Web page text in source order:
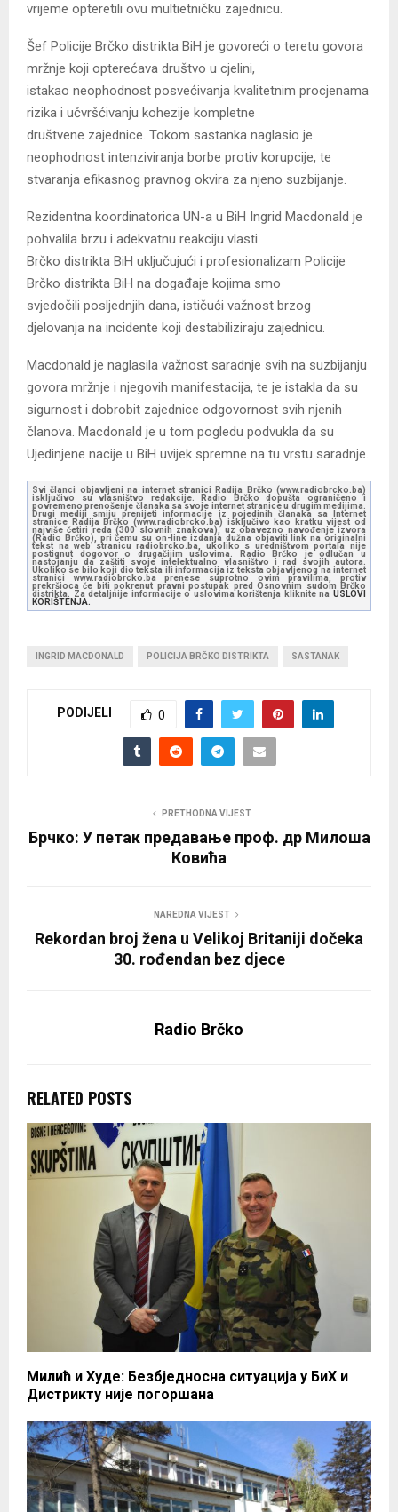
vrijeme opteretili ovu multietničku zajednicu.
Šef Policije Brčko distrikta BiH je govoreći o teretu govora
mržnje koji opterećava društvo u cjelini,
istakao neophodnost posvećivanja kvalitetnim procjenama
rizika i učvršćivanju kohezije kompletne
društvene zajednice. Tokom sastanka naglasio je
neophodnost intenziviranja borbe protiv korupcije, te
stvaranja efikasnog pravnog okvira za njeno suzbijanje.
Rezidentna koordinatorica UN-a u BiH Ingrid Macdonald je
pohvalila brzu i adekvatnu reakciju vlasti
Brčko distrikta BiH uključujući i profesionalizam Policije
Brčko distrikta BiH na događaje kojima smo
svjedočili posljednjih dana, ističući važnost brzog
djelovanja na incidente koji destabiliziraju zajednicu.
Macdonald je naglasila važnost saradnje svih na suzbijanju
govora mržnje i njegovih manifestacija, te je istakla da su
sigurnost i dobrobit zajednice odgovornost svih njenih
članova. Macdonald je u tom pogledu podvukla da su
Ujedinjene nacije u BiH uvijek spremne na tu vrstu saradnje.
Svi članci objavljeni na internet stranici Radija Brčko (www.radiobrcko.ba)
isključivo su vlasništvo redakcije. Radio Brčko dopušta ograničeno i
povremeno prenošenje članaka sa svoje internet stranice u drugim medijima.
Drugi mediji smiju prenijeti informacije iz pojedinih članaka sa Internet
stranice Radija Brčko (www.radiobrcko.ba) isključivo kao kratku vijest od
najviše četiri reda (300 slovnih znakova), uz obavezno navođenje izvora
(Radio Brčko), pri čemu su on-line izdanja dužna objaviti link na originalni
tekst na web stranicu radiobrcko.ba, ukoliko s uredništvom portala nije
postignut dogovor o drugačijim uslovima. Radio Brčko je odlučan u
nastojanju da zaštiti svoje intelektualno vlasništvo i rad svojih autora.
Ukoliko se bilo koji dio teksta ili informacija iz teksta objavljenog na internet
stranici www.radiobrcko.ba prenese suprotno ovim pravilima, protiv
prekršioca će biti pokrenut pravni postupak pred Osnovnim sudom Brčko
distrikta. Za detaljnije informacije o uslovima korištenja kliknite na USLOVI
KORIŠTENJA.
INGRID MACDONALD POLICIJA BRČKO DISTRIKTA SASTANAK
PODIJELI 0
PRETHODNA VIJEST
Брчко: У петак предавање проф. др Милоша
Ковића
NAREDNA VIJEST
Rekordan broj žena u Velikoj Britaniji dočeka
30. rođendan bez djece
Radio Brčko
RELATED POSTS
Милић и Худе: Безбједносна ситуација у БиХ и
Дистрикту није погоршана